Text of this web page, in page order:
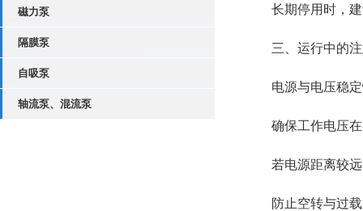
磁力泵
隔膜泵
自吸泵
轴流泵、混流泵
长期停用时，建
三、运行中的注
电源与电压稳定
确保工作电压在
若电源距离较远
防止空转与过载‌